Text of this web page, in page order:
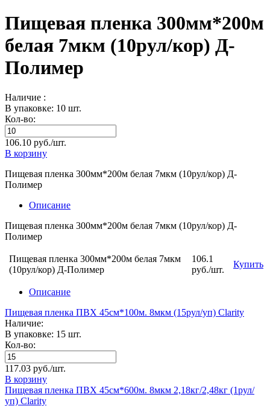
Пищевая пленка 300мм*200м
белая 7мкм (10рул/кор) Д-
Полимер
Наличие :
В упаковке: 10 шт.
Кол-во:
106.10 руб./шт.
В корзину
Пищевая пленка 300мм*200м белая 7мкм (10рул/кор) Д-
Полимер
Описание
Пищевая пленка 300мм*200м белая 7мкм (10рул/кор) Д-
Полимер
Пищевая пленка 300мм*200м белая 7мкм
(10рул/кор) Д-Полимер
106.1
руб./шт.
Купить
Описание
Пищевая пленка ПВХ 45см*100м. 8мкм (15рул/уп) Clarity
Наличие:
В упаковке: 15 шт.
Кол-во:
117.03 руб./шт.
В корзину
Пищевая пленка ПВХ 45см*600м. 8мкм 2,18кг/2,48кг (1рул/
уп) Clarity